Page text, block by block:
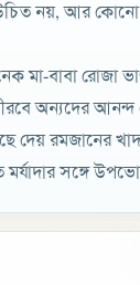
নয়, আর
মা-বাবা রোজা
অন্যদের আনন্দ
দেয় রমজানের
সঙ্গে